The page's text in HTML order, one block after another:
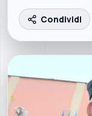
Condividi